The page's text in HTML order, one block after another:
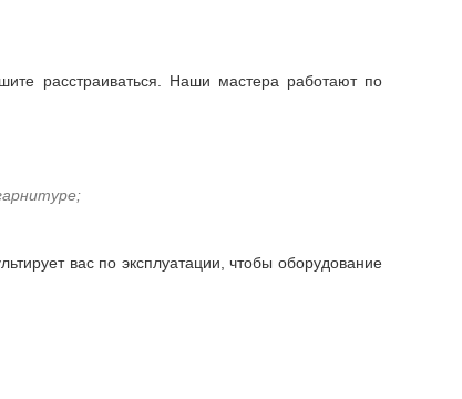
расстраиваться. Наши мастера работают по
вас по эксплуатации, чтобы оборудование